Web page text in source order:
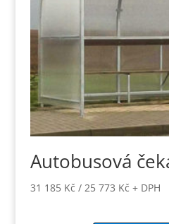
Autobusová
31 185 Kč / 25 773 Kč + DPH